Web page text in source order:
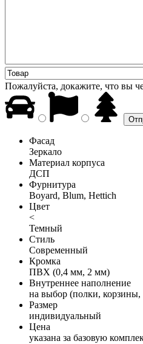
Пожалуйста, докажите, что вы
Фасад
Зеркало
Материал корпуса
ДСП
Фурнитура
Boyard, Blum, Hettich
Цвет
<
Темный
Стиль
Современный
Кромка
ПВХ (0,4 мм, 2 мм)
Внутреннее наполнение
на выбор (полки,
Размер
индивидуальный
Цена
указана за базовую